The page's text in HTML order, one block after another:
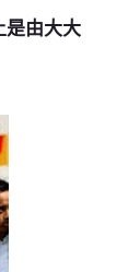
是由大大